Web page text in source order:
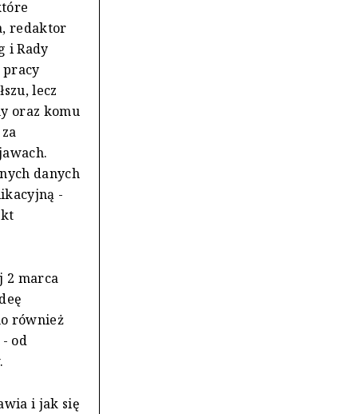
redaktor
i Rady
pracy
lecz
oraz komu
danych
-
2 marca
również
od
i jak się